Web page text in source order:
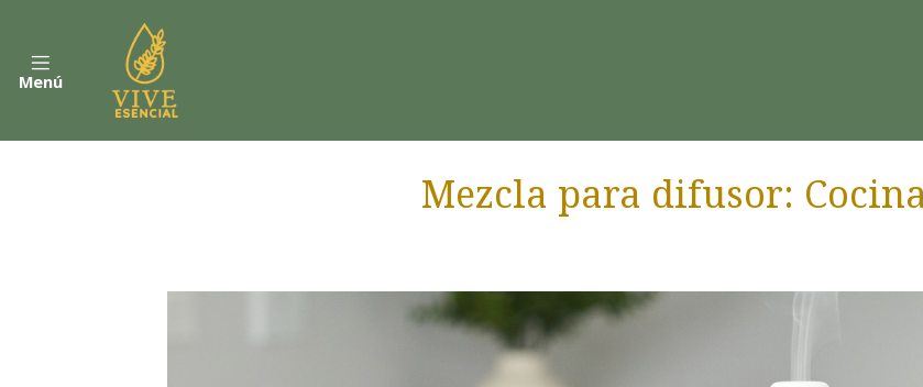
Menú
Mezcla para difusor: